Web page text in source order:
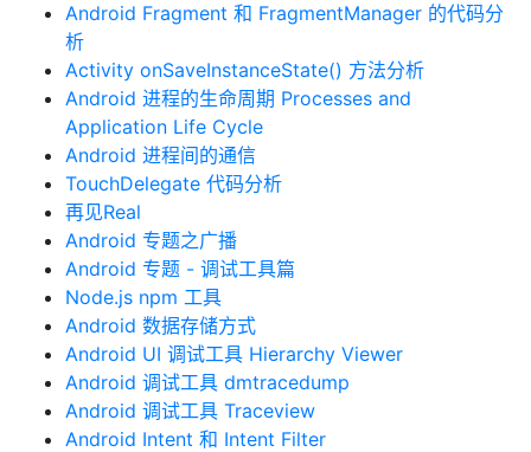
Android Fragment 和 FragmentManager 的代码分
析
Activity onSaveInstanceState() 方法分析
Android 进程的生命周期 Processes and
Application Life Cycle
Android 进程间的通信
TouchDelegate 代码分析
再见Real
Android 专题之广播
Android 专题 - 调试工具篇
Node.js npm 工具
Android 数据存储方式
Android UI 调试工具 Hierarchy Viewer
Android 调试工具 dmtracedump
Android 调试工具 Traceview
Android Intent 和 Intent Filter